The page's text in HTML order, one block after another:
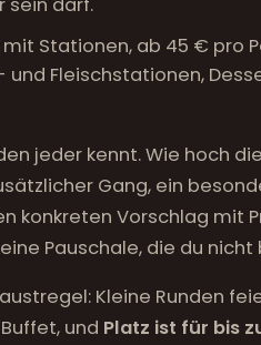
Stationen, ab 45 € pro
und Fleischstationen,
jeder kennt. Wie hoch
Gang, ein
konkreten Vorschlag mit
Pauschale, die du
Kleine Runden
und Platz ist für bis